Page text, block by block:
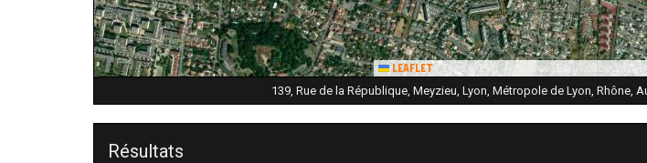
Leaflet |Tiles © Esri — Source: Esri, i-cubed,
139, Rue de la République, Meyzieu, Lyon, Métropole de Lyon, Rhône,
Résultats